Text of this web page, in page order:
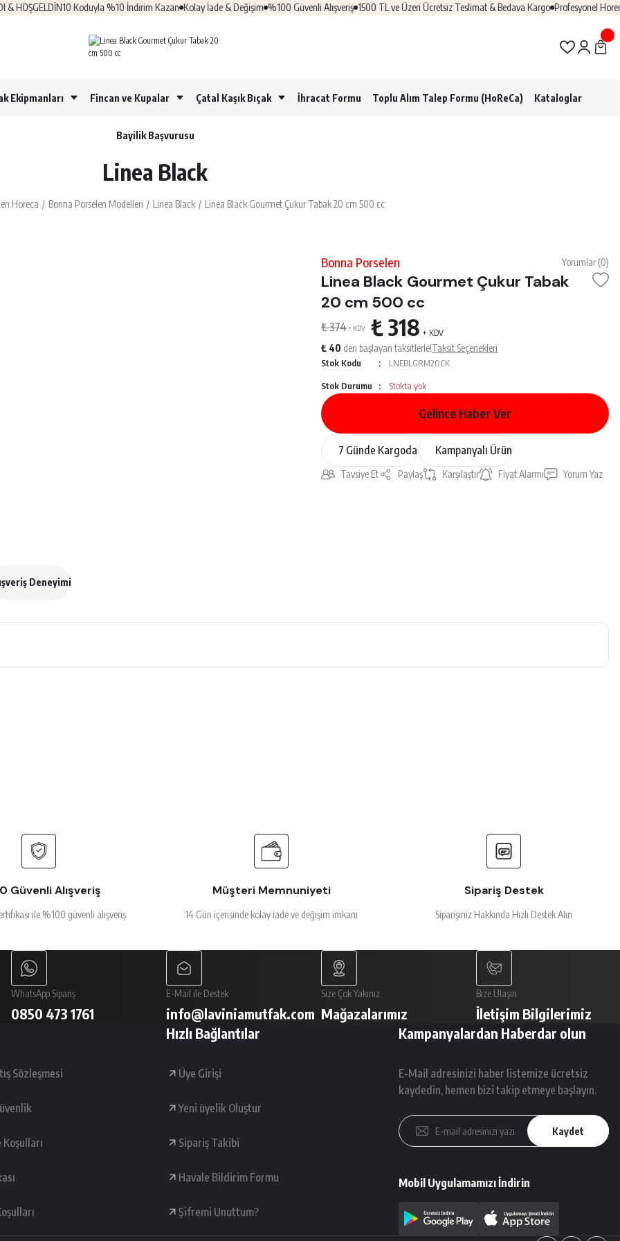
Koduyla %10 İndirim Kazan Kolay İade & Değişim %100 Güvenli Alışveriş 1500 TL ve Üzeri Ücretsiz Teslimat & Bedava Kargo Profesyonel Horeca
Ekipmanları Fincan ve Kupalar Çatal Kaşık Bıçak İhracat Formu Toplu Alım Talep Formu (HoReCa) Kataloglar
Bayilik Başvurusu
Linea Black
Horeca Bonna Porselen Modelleri Linea Black Linea Black Gourmet Çukur Tabak 20 cm 500 cc
Bonna Porselen Yorumlar (0)
Linea Black Gourmet Çukur Tabak
20 cm 500 cc
₺ 374+ KDV ₺ 318 + KDV
₺ 40 den başlayan taksitlerle!Taksit Seçenekleri
Stok Kodu LNEBLGRM20CK
Stok Durumu Stokta yok
Gelince Haber Ver
7 Günde Kargoda Kampanyalı Ürün
Tavsiye Et Paylaş Karşılaştır Fiyat Alarmı Yorum Yaz
Deneyimi
Güvenli Alışveriş
ile %100 güvenli alışveriş
Müşteri Memnuniyeti
14 Gün içerisinde kolay iade ve değişim imkanı
Sipariş Destek
Siparişiniz Hakkında Hızlı Destek Alın
WhatsApp Sipariş
0850 473 1761
E-Mail ile Destek
info@laviniamutfak.com
Size Çok Yakınız
Mağazalarımız
Bize Ulaşın
İletişim Bilgilerimiz
Sözleşmesi
Hızlı Bağlantılar
Üye Girişi
Yeni üyelik Oluştur
Sipariş Takibi
Havale Bildirim Formu
Şifremi Unuttum?
Kampanyalardan Haberdar olun
E-Mail adresinizi haber listemize ücretsiz
kaydedin, hemen bizi takip etmeye başlayın.
Kaydet
Mobil Uygulamamızı İndirin